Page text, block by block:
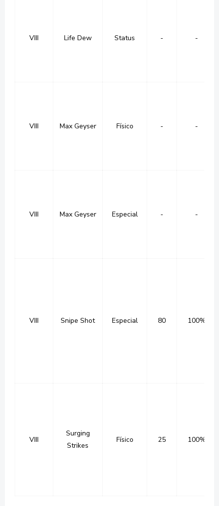
VIII Life Dew Status - -
VIII Max Geyser Físico - -
VIII Max Geyser Especial - -
VIII Snipe Shot Especial 80 100%
VIII
Surging
Strikes
Físico 25 100%